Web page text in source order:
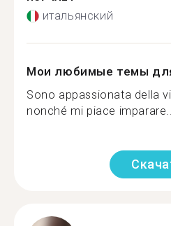
итальянский
Мои любимые темы
Sono appassionata della
nonché mi piace